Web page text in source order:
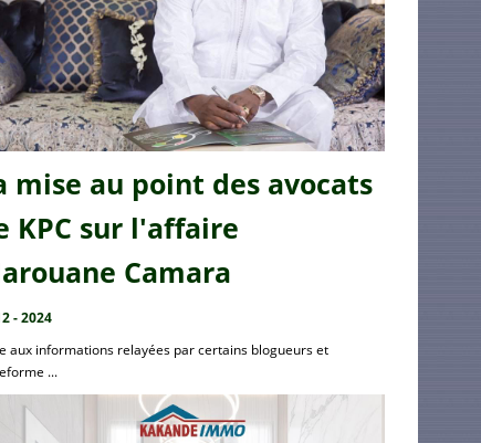
mise au point des avocats
KPC sur l'affaire
Camara
- 2024
aux informations relayées par certains blogueurs et
...